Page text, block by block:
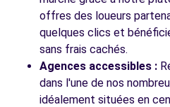
offres des loueurs
quelques clics et
sans frais cachés.
Agences accessibles :
dans l'une de nos
idéalement situées en